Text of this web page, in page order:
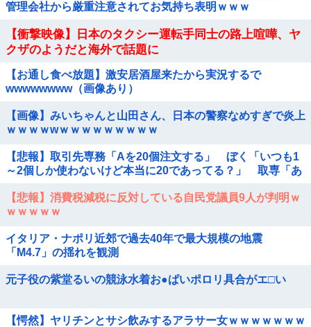
管理会社から厳重注意されてお気持ち表明ｗｗｗ
【衝撃映像】日本のタクシー運転手同士の路上喧嘩、ヤ
クザのようだと海外で話題に
【お通し食べ放題】激安居酒屋来たから実況するで
wwwwwwww（画像あり）
【画像】みいちゃんと山田さん、日本の警察なめすぎで炎上
ｗｗｗｗwｗｗｗｗｗｗｗｗｗ
【悲報】取引先専務「Aを20個注文する」 ぼく「いつも1
～2個しか使わないけど本当に20であってる？」 取専「あ
か？？？？？？？？
【悲報】消費税減税に反対している自民党議員9人が判明ｗ
ｗｗｗｗｗ
イタリア・ナポリ近郊で過去40年で最大規模の地震
「M4.7」の揺れを観測
元子役の紫堂るいの競泳水着お●ぱいポロリ具合がエ□い
【愕然】ヤリチンとサシ飲みするアラサー女ｗｗｗｗｗｗｗ